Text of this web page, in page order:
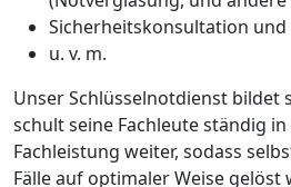
Sicherheitskonsultation und
u. v. m.
Unser Schlüsselnotdienst bildet
schult seine Fachleute ständig
Fachleistung weiter, sodass
Fälle auf optimaler Weise gelöst